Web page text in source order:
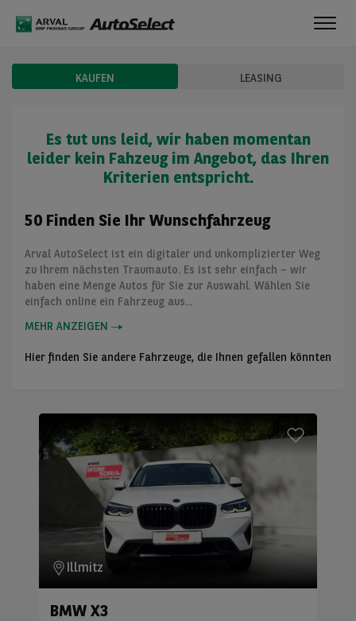
KAUFEN LEASING
Es tut uns leid, wir haben momentan
leider kein Fahzeug im Angebot, das Ihren
Kriterien entspricht.
50 Finden Sie Ihr Wunschfahrzeug
Arval AutoSelect ist ein digitaler und unkomplizierter Weg
zu Ihrem nächsten Traumauto. Es ist sehr einfach – wir
haben eine Menge Autos für Sie zur Auswahl. Wählen Sie
einfach online ein Fahrzeug aus...
MEHR ANZEIGEN
Hier finden Sie andere Fahrzeuge, die Ihnen gefallen könnten
Illmitz
BMW X3